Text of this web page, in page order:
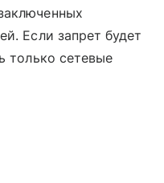
Если запрет будет
только сетевые